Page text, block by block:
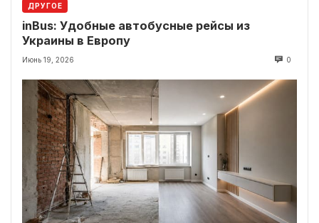
ДРУГОЕ
inBus: Удобные автобусные рейсы из
Украины в Европу
Июнь 19, 2026 0